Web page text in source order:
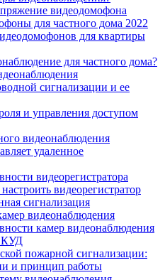
видеодомофона
для частного дома 2022
для квартиры
для частного дома?
сигнализации и ее
и управления доступом
видеонаблюдения
удаленное
видеорегистратора
видеорегистратор
сигнализация
видеонаблюдения
камер видеонаблюдения
пожарной сигнализации:
и принцип работы